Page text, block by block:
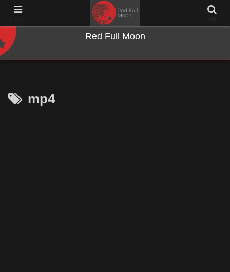
NWとキーボードのジャンク沼に沈む夜
Red Full Moon
mp4